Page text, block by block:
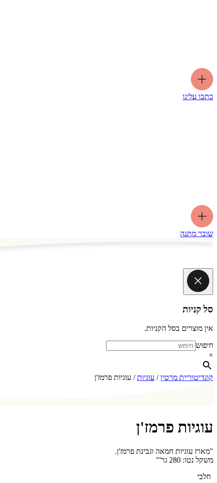
כתבו עלינו
שובר מתנה
סל קניות
אין מוצרים בסל הקניות.
חיפוש
×
קונדיטוריית מרטין/ עוגיות/ עוגיות פרמז'ן
עוגיות פרמז'ן
"מארז עוגיות חמאה וגבינת פרמז'ן.
משקל נטו: 280 גר'"
חלבי